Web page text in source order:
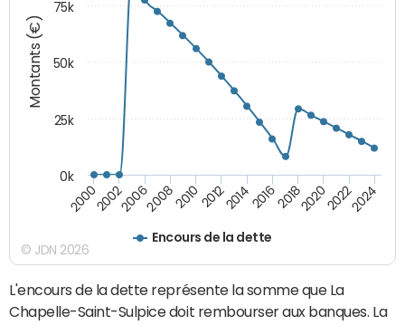
Montants (€)
Encours de la dette
200020022006200820102012201420162018202020222024
0k
25k
50k
75k
© JDN 2026
L'encours de la dette représente la somme que La
Chapelle-Saint-Sulpice doit rembourser aux banques. La